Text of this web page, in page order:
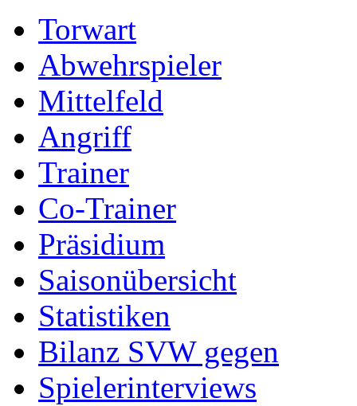
Torwart
Abwehrspieler
Mittelfeld
Angriff
Trainer
Co-Trainer
Präsidium
Saisonübersicht
Statistiken
Bilanz SVW gegen
Spielerinterviews